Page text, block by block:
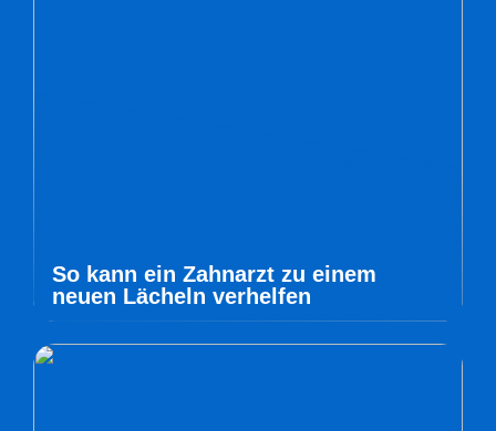
So kann ein Zahnarzt zu einem
neuen Lächeln verhelfen